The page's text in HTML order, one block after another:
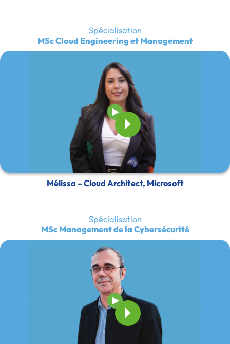
Spécialisation
MSc Cloud Engineering et Management
Mélissa – Cloud Architect, Microsoft
Spécialisation
MSc Management de la Cybersécurité